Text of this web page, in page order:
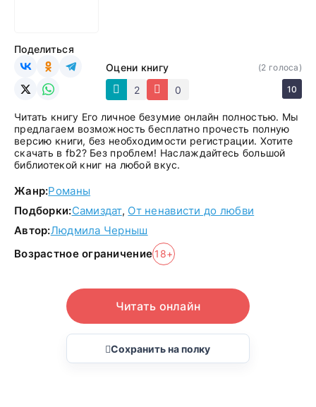
Оцени книгу
2
0
(2 голоса)
10
Поделиться
Читать книгу Его личное безумие онлайн полностью. Мы
предлагаем возможность бесплатно прочесть полную
версию книги, без необходимости регистрации. Хотите
скачать в fb2? Без проблем! Наслаждайтесь большой
библиотекой книг на любой вкус.
Жанр:Романы
Подборки:Самиздат, От ненависти до любви
Автор:Людмила Черныш
Возрастное ограничение 18+
Читать онлайн
Сохранить на полку